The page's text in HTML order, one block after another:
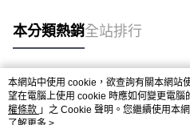
本分類熱銷全站排行
熱門標籤
本網站中使用 cookie，欲查詢有關本網站
望在電腦上使用 cookie 時應如何變更電腦
權條款 」之 Cookie 聲明。您繼續使用本